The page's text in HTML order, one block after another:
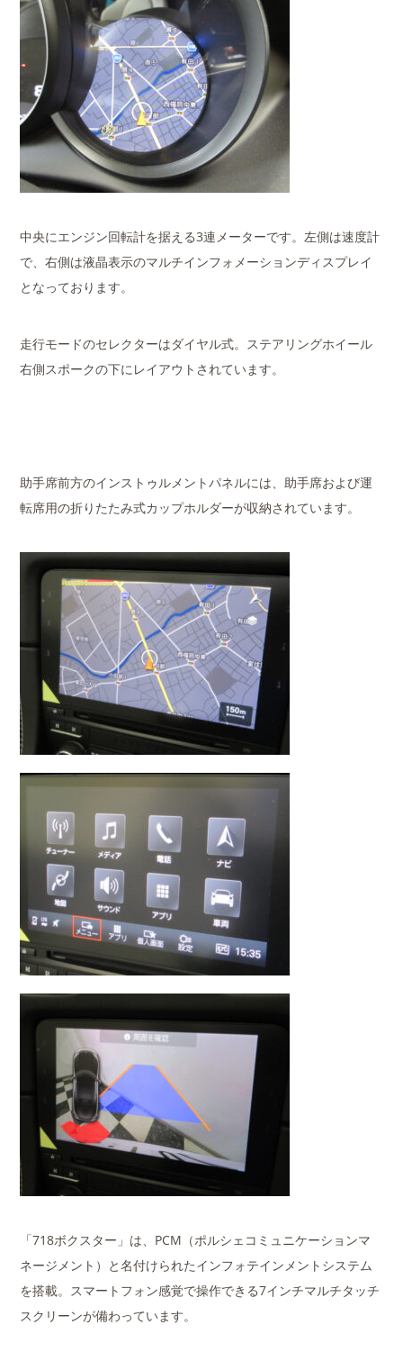
中央にエンジン回転計を据える3連メーターです。左側は速度計
で、右側は液晶表示のマルチインフォメーションディスプレイ
となっております。
走行モードのセレクターはダイヤル式。ステアリングホイール
右側スポークの下にレイアウトされています。
助手席前方のインストゥルメントパネルには、助手席および運
転席用の折りたたみ式カップホルダーが収納されています。
「718ボクスター」は、PCM（ポルシェコミュニケーションマ
ネージメント）と名付けられたインフォテインメントシステム
を搭載。スマートフォン感覚で操作できる7インチマルチタッチ
スクリーンが備わっています。